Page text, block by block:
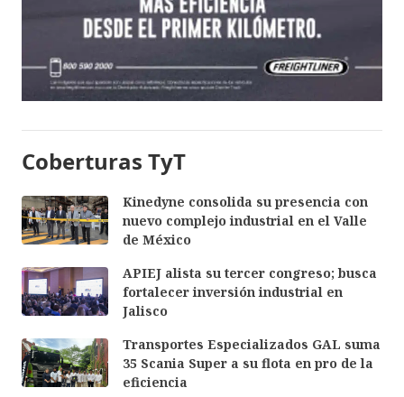
Coberturas TyT
Kinedyne consolida su presencia con
nuevo complejo industrial en el Valle
de México
APIEJ alista su tercer congreso; busca
fortalecer inversión industrial en
Jalisco
Transportes Especializados GAL suma
35 Scania Super a su flota en pro de la
eficiencia